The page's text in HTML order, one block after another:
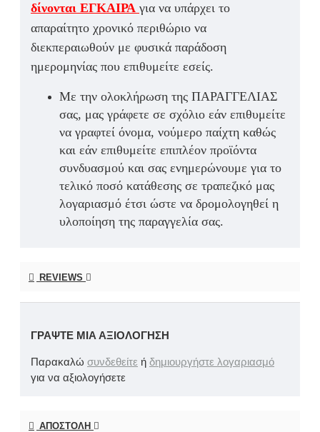
δίνονται ΕΓΚΑΙΡΑ για να υπάρχει το
απαραίτητο χρονικό περιθώριο να
διεκπεραιωθούν με φυσικά παράδοση
ημερομηνίας που επιθυμείτε εσείς.
Με την ολοκλήρωση της ΠΑΡΑΓΓΕΛΙΑΣ
σας, μας γράφετε σε σχόλιο εάν επιθυμείτε
να γραφτεί όνομα, νούμερο παίχτη καθώς
και εάν επιθυμείτε επιπλέον προϊόντα
συνδυασμού και σας ενημερώνουμε για το
τελικό ποσό κατάθεσης σε τραπεζικό μας
λογαριασμό έτσι ώστε να δρομολογηθεί η
υλοποίηση της παραγγελία σας.
REVIEWS
ΓΡΆΨΤΕ ΜΙΑ ΑΞΙΟΛΌΓΗΣΗ
Παρακαλώ συνδεθείτε ή δημιουργήστε λογαριασμό
για να αξιολογήσετε
ΑΠΟΣΤΟΛΉ